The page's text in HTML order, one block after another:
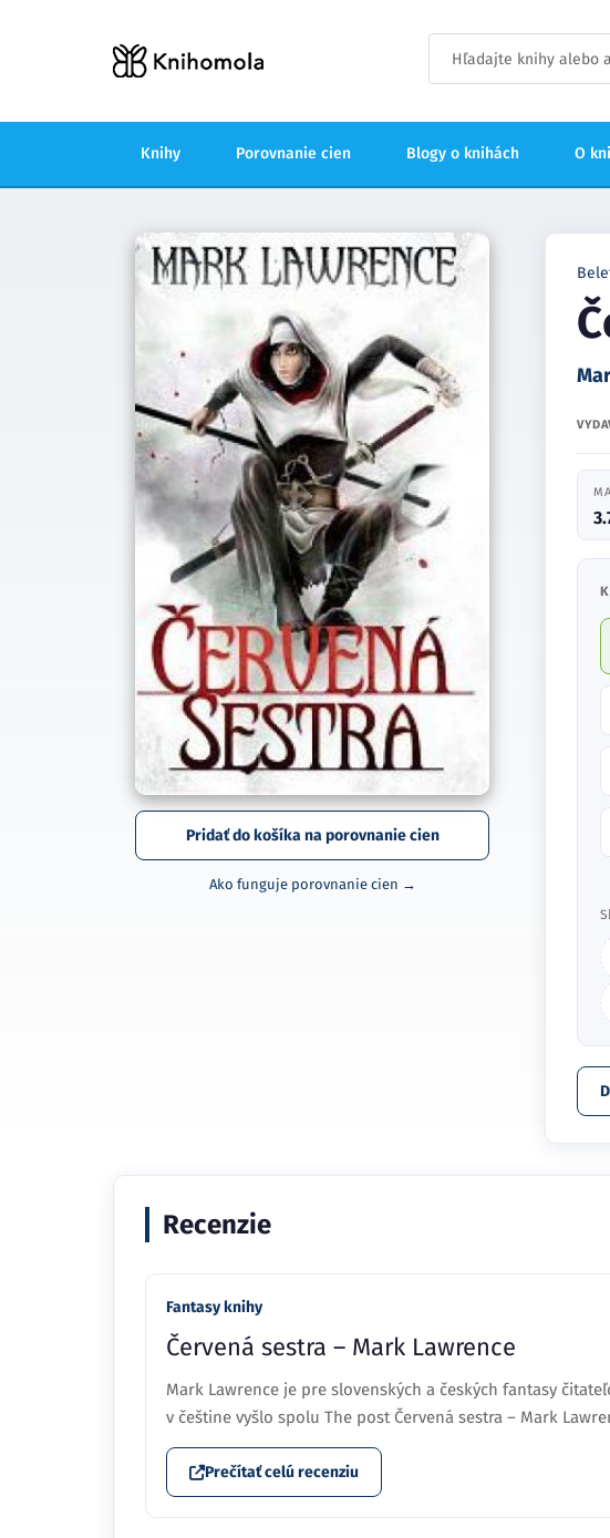
Knihy Porovnanie cien Blogy o knihách O
Pridať do košíka na porovnanie cien
Ako funguje porovnanie cien →
Recenzie
Fantasy knihy
Červená sestra – Mark Lawrence
Mark Lawrence je pre slovenských a českých fantasy
v češtine vyšlo spolu The post Červená sestra – Mark
Prečítať celú recenziu